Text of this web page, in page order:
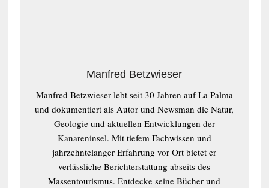
Manfred Betzwieser
Manfred Betzwieser lebt seit 30 Jahren auf La Palma
und dokumentiert als Autor und Newsman die Natur,
Geologie und aktuellen Entwicklungen der
Kanareninsel. Mit tiefem Fachwissen und
jahrzehntelanger Erfahrung vor Ort bietet er
verlässliche Berichterstattung abseits des
Massentourismus. Entdecke seine Bücher und